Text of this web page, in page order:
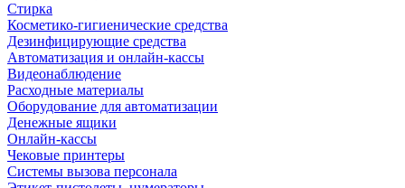
Стирка
Косметико-гигиенические средства
Дезинфицирующие средства
Автоматизация и онлайн-кассы
Видеонаблюдение
Расходные материалы
Оборудование для автоматизации
Денежные ящики
Онлайн-кассы
Чековые принтеры
Системы вызова персонала